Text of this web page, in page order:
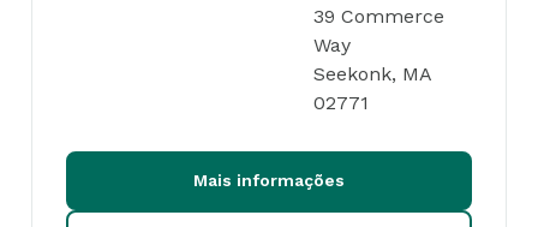
39 Commerce
Way
Seekonk, MA
02771
Mais informações